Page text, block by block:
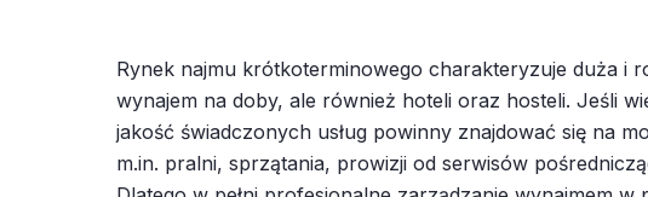
Rynek najmu krótkoterminowego charakteryzuje duża
wynajem na doby, ale również hoteli oraz hosteli. Jeśli
jakość świadczonych usług powinny znajdować się na
m.in. pralni, sprzątania, prowizji od serwisów